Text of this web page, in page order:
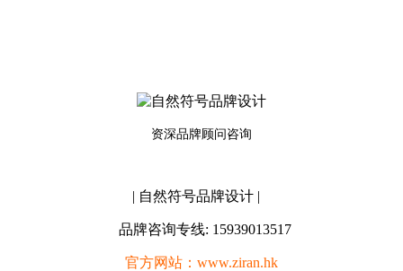
资深品牌顾问咨询
| 自然符号品牌设计 |
品牌咨询专线: 15939013517
官方网站：www.ziran.hk